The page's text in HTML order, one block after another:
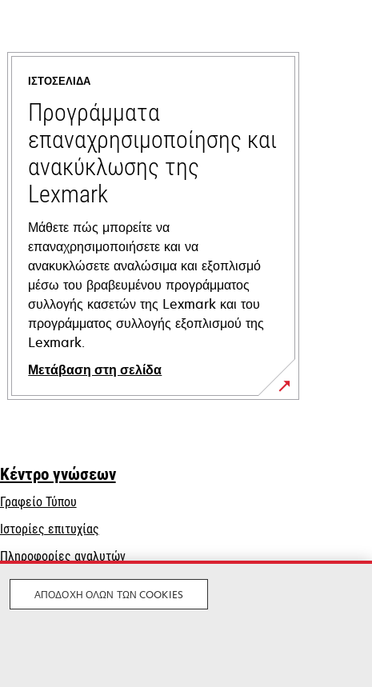
ΙΣΤΟΣΕΛΊΔΑ
Προγράμματα
επαναχρησιμοποίησης και
ανακύκλωσης της
Lexmark
Μάθετε πώς μπορείτε να
επαναχρησιμοποιήσετε και να
ανακυκλώσετε αναλώσιμα και εξοπλισμό
μέσω του βραβευμένου προγράμματος
συλλογής κασετών της Lexmark και του
προγράμματος συλλογής εξοπλισμού της
Lexmark.
Μετάβαση στη σελίδα
Κέντρο γνώσεων
Γραφείο Τύπου
Ιστορίες επιτυχίας
Πληροφορίες αναλυτών
ΑΠΟΔΟΧΉ ΌΛΩΝ ΤΩΝ COOKIES